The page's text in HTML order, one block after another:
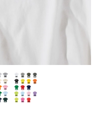
ますので改造の
用が発生いたし
。
にのぼりの下部
号が入ります。
たらロゴの印刷
でもデザインの修
でもお気軽にご
のサイズです。
用できます。
のサイズです。
用できます。
きになってしまう
きになってしまう
左右チチ
のついてない長辺・
を補強縫製します
補強
円 ］
ついてない長辺・
営業日）
］
（生地の厚みが
割りを意識して
工時にカットす